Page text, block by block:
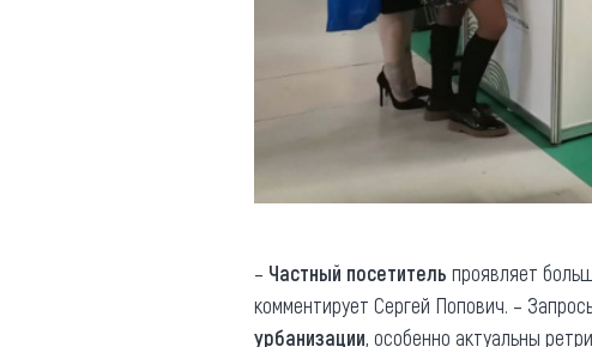
– Частный посетитель проявляет
комментирует Сергей Попович. –
урбанизации, особенно актуальны